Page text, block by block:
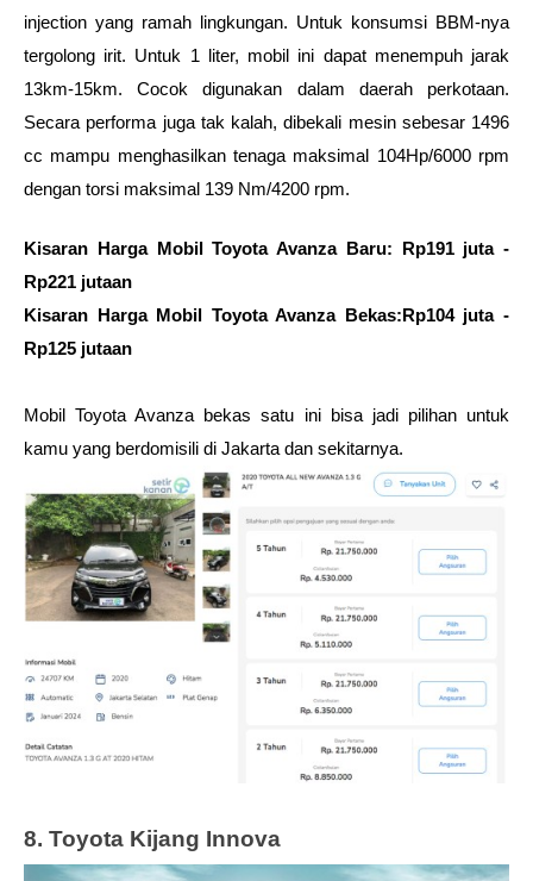
injection yang ramah lingkungan. Untuk konsumsi BBM-nya
tergolong irit. Untuk 1 liter, mobil ini dapat menempuh jarak
13km-15km. Cocok digunakan dalam daerah perkotaan.
Secara performa juga tak kalah, dibekali mesin sebesar 1496
cc mampu menghasilkan tenaga maksimal 104Hp/6000 rpm
dengan torsi maksimal 139 Nm/4200 rpm.
Kisaran Harga Mobil Toyota Avanza Baru: Rp191 juta -
Rp221 jutaan
Kisaran Harga Mobil Toyota Avanza Bekas:Rp104 juta -
Rp125 jutaan
Mobil Toyota Avanza bekas satu ini bisa jadi pilihan untuk
kamu yang berdomisili di Jakarta dan sekitarnya.
8. Toyota Kijang Innova